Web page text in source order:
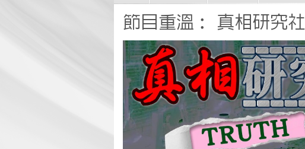
節目重溫： 真相研究社